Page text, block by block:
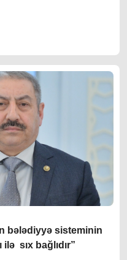
bələdiyyə sisteminin
sıx bağlıdır”